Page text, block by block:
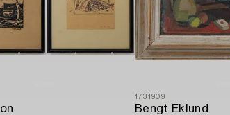
1731909
Bengt Eklund